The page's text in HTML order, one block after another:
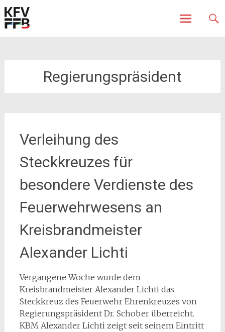
Regierungspräsident
Verleihung des
Steckkreuzes für
besondere Verdienste des
Feuerwehrwesens an
Kreisbrandmeister
Alexander Lichti
Vergangene Woche wurde dem
Kreisbrandmeister Alexander Lichti das
Steckkreuz des Feuerwehr Ehrenkreuzes von
Regierungspräsident Dr. Schober überreicht.
KBM Alexander Lichti zeigt seit seinem Eintritt